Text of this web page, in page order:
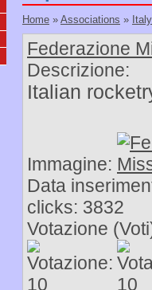
Home » Associations » Italy
Federazione
Descrizione:
Italian
Immagine:
Data
clicks: 3832
Votazione